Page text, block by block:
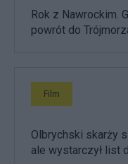
Rok z Nawrockim.
powrót do
Film
Olbrychski skarży
ale wystarczył list